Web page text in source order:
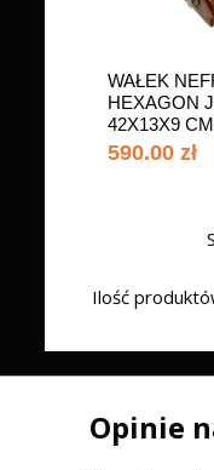
WAŁEK
HEXAGON
42X13X9
1180
590.00 zł
Ilość
Opinie